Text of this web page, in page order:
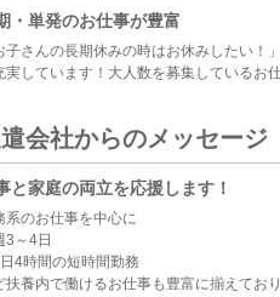
・単発のお仕事が豊富
子さんの長期休みの時はお休みしたい
実しています！大人数を募集しているお
会社からのメッセージ
と家庭の両立を応援します！
系のお仕事を中心に
3～4日
日4時間の短時間勤務
扶養内で働けるお仕事も豊富に揃えてお